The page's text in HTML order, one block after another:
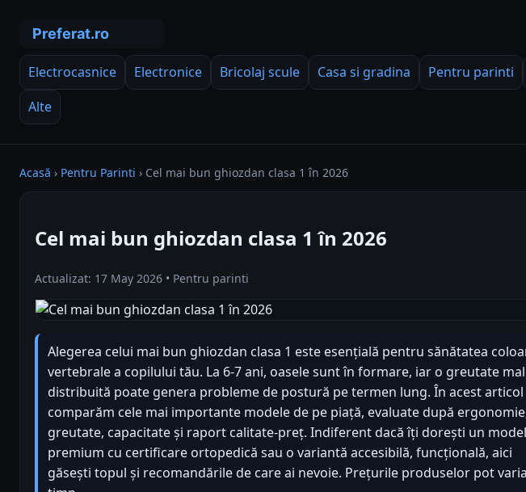
Electrocasnice Electronice Bricolaj scule Casa si gradina Pentru parinti
Alte
Acasă › Pentru Parinti › Cel mai bun ghiozdan clasa 1 în 2026
Cel mai bun ghiozdan clasa 1 în 2026
Actualizat: 17 May 2026 • Pentru parinti
Alegerea celui mai bun ghiozdan clasa 1 este esențială pentru sănătatea
vertebrale a copilului tău. La 6-7 ani, oasele sunt în formare, iar o greutate mal
distribuită poate genera probleme de postură pe termen lung. În acest articol
comparăm cele mai importante modele de pe piață, evaluate după
greutate, capacitate și raport calitate-preț. Indiferent dacă îți dorești un model
premium cu certificare ortopedică sau o variantă accesibilă, funcțională, aici
găsești topul și recomandările de care ai nevoie. Prețurile produselor pot